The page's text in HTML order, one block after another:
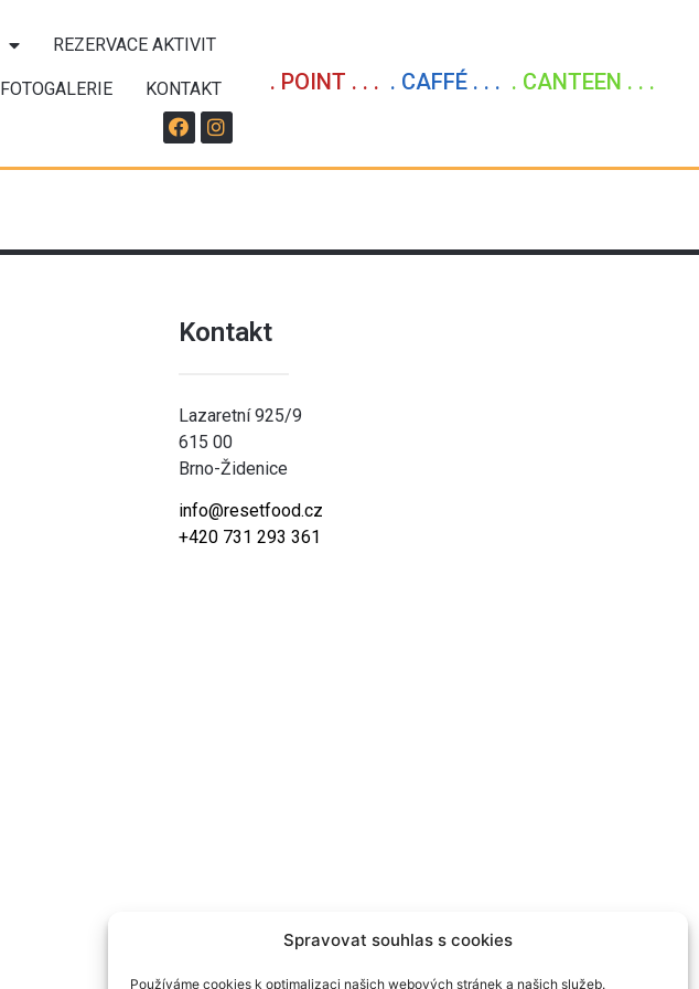
Spravovat souhlas s cookies
Používáme cookies k optimalizaci našich webových stránek a našich služeb.
REZERVACE AKTIVIT
FOTOGALERIE KONTAKT . POINT . . . . CAFFÉ . . . . CANTEEN . . .
Kontakt
Lazaretní 925/9
615 00
Brno-Židenice
info@resetfood.cz
+420 731 293 361